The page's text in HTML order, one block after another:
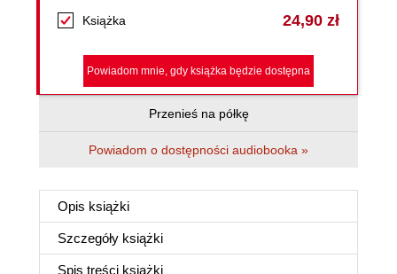
Książka 24,90 zł
Powiadom mnie, gdy książka będzie dostępna
Przenieś na półkę
Powiadom o dostępności audiobooka »
Opis książki
Szczegóły książki
Spis treści książki